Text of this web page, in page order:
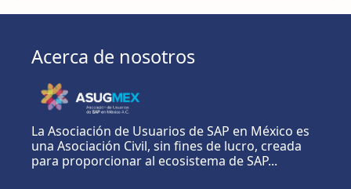
Acerca de nosotros
La Asociación de Usuarios de SAP en México es
una Asociación Civil, sin fines de lucro, creada
para proporcionar al ecosistema de SAP...